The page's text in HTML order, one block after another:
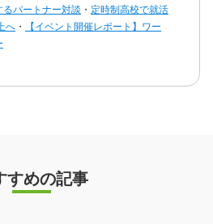
パートナー対談 ・ 定時制高校で就活
へ ・
【イベント開催レポート】ワー
すめの記事